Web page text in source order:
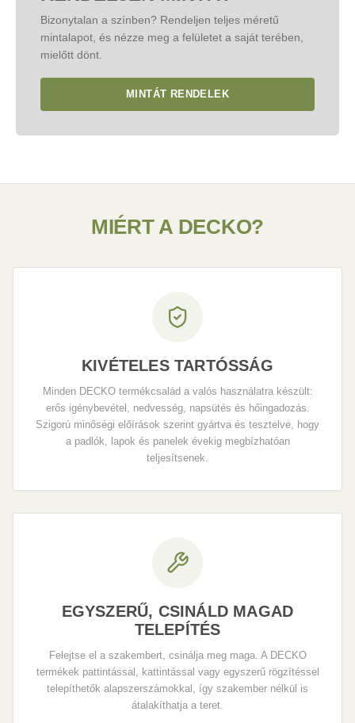
panelek szállítását egyedileg egyeztetjük.
KATEGÓRIA: VÁSÁRLÁS
Bizonytalan a színben? Rendeljen teljes méretű
mintalapot, és nézze meg a felületet a saját terében,
mielőtt dönt.
MINTÁT RENDELEK
MIÉRT A DECKO?
KIVÉTELES TARTÓSSÁG
Minden DECKO termékcsalád a valós használatra készült:
erős igénybevétel, nedvesség, napsütés és hőingadozás.
Szigorú minőségi előírások szerint gyártva és tesztelve, hogy
a padlók, lapok és panelek évekig megbízhatóan
teljesítsenek.
EGYSZERŰ, CSINÁLD MAGAD
TELEPÍTÉS
Felejtse el a szakembert, csinálja meg maga. A DECKO
termékek pattintással, kattintással vagy egyszerű rögzítéssel
telepíthetők alapszerszámokkal, így szakember nélkül is
átalakíthatja a teret.